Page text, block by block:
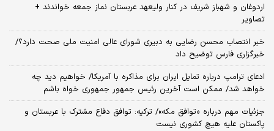
اردوغان و شهباز شریف در کنار ولیعهد عربستان نماز جمعه خواندند +
تصاویر
خبر انتصاب محسن رضایی به دبیری شورای عالی امنیت ملی صحت دارد؟/
خبرگزاری فارس توضیح داد
ادعای ترامپ درباره تمایل ایران برای مذاکره با آمریکا/ خواهیم دید چه
خواهد شد/ ممکن است آخرین رئیس‌ جمهور جمهوری خواه باشم
جزئیات مهم درباره «توافق مکه»/ ترکیه‌: توافق دفاع مشترک با عربستان و
پاکستان علیه هیچ کشوری نیست